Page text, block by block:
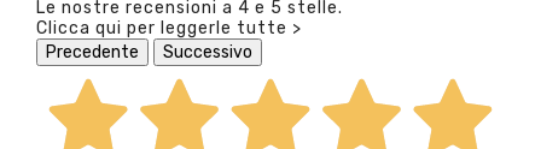
Le nostre recensioni a 4 e 5 stelle.
Clicca qui per leggerle tutte >
Precedente
Successivo